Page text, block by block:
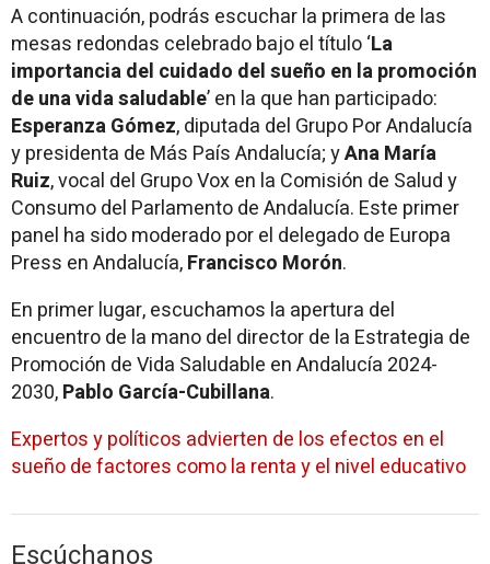
A continuación, podrás escuchar la primera de las
mesas redondas celebrado bajo el título ‘La
importancia del cuidado del sueño en la promoción
de una vida saludable’ en la que han participado:
Esperanza Gómez, diputada del Grupo Por Andalucía
y presidenta de Más País Andalucía; yAna María
Ruiz, vocal del Grupo Vox en la Comisión de Salud y
Consumo del Parlamento de Andalucía. Este primer
panel ha sido moderado por el delegado de Europa
Press en Andalucía,Francisco Morón.
En primer lugar, escuchamos la apertura del
encuentro de la mano del director de la Estrategia de
Promoción de Vida Saludable en Andalucía 2024-
2030,Pablo García-Cubillana.
Expertos y políticos advierten de los efectos en el
sueño de factores como la renta y el nivel educativo
Escúchanos